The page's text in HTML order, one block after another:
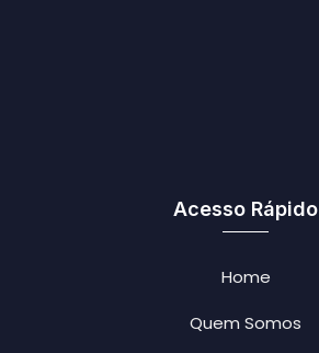
Acesso Rápido
Home
Quem Somos